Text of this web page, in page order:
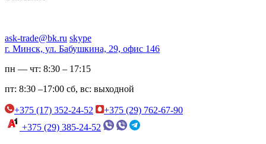
ask-trade@bk.ru skype
г. Минск, ул. Бабушкина, 29, офис 146
пн — чт: 8:30 – 17:15
пт: 8:30 –17:00 сб, вс: выходной
+375 (17) 352-24-52
+375 (29) 762-67-90
+375 (29) 385-24-52